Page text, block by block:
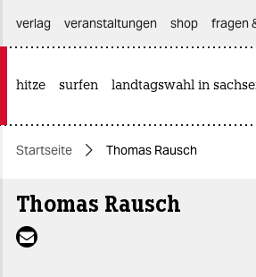
themen
politik
öko
verlag
veranstaltungen shop fragen
hitze surfen landtagswahl in
Startseite Thomas Rausch
Thomas Rausch